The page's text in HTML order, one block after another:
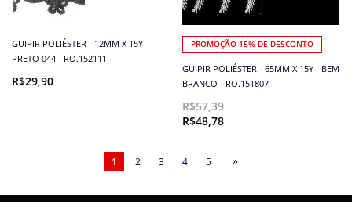
GUIPIR POLIÉSTER - 12MM X 15Y -
PRETO 044 - RO.152111
R$29,90
PROMOÇÃO 15% DE DESCONTO
GUIPIR POLIÉSTER - 65MM X 15Y - BEM
BRANCO - RO.151807
R$57,39
R$48,78
1 2 3 4 5